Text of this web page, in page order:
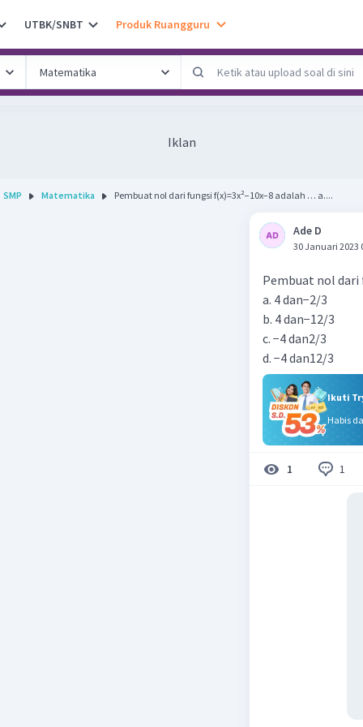
UTBK/SNBT Produk Ruangguru
Iklan
SMP Matematika Pembuat nol dari fungsi f(x)=3x²−10x−8 adalah … a....
Ade D
30 Januari 2023
Pembuat nol dari
a. 4 dan−2/3
b. 4 dan−12/3
c. −4 dan2/3
d. −4 dan12/3
Ikuti
Habis
1 1